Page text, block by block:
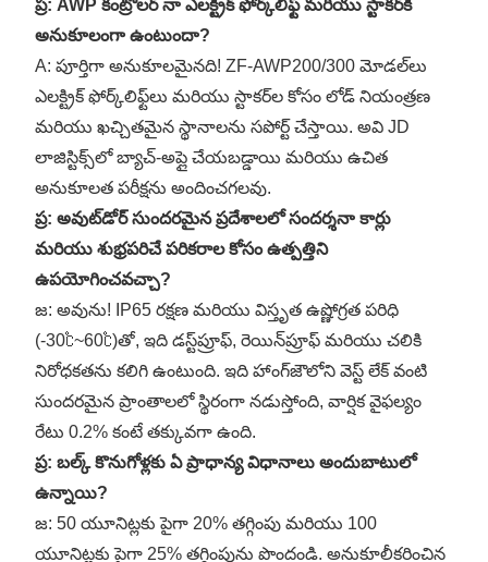
ప్ర: AWP కంట్రోలర్ నా ఎలక్ట్రిక్ ఫోర్క్‌లిఫ్ట్ మరియు స్టాకర్‌కి
అనుకూలంగా ఉంటుందా?
A: పూర్తిగా అనుకూలమైనది! ZF-AWP200/300 మోడల్‌లు
ఎలక్ట్రిక్ ఫోర్క్‌లిఫ్ట్‌లు మరియు స్టాకర్‌ల కోసం లోడ్ నియంత్రణ
మరియు ఖచ్చితమైన స్థానాలను సపోర్ట్ చేస్తాయి. అవి JD
లాజిస్టిక్స్‌లో బ్యాచ్-అప్లై చేయబడ్డాయి మరియు ఉచిత
అనుకూలత పరీక్షను అందించగలవు.
ప్ర: అవుట్‌డోర్ సుందరమైన ప్రదేశాలలో సందర్శనా కార్లు
మరియు శుభ్రపరిచే పరికరాల కోసం ఉత్పత్తిని
ఉపయోగించవచ్చా?
జ: అవును! IP65 రక్షణ మరియు విస్తృత ఉష్ణోగ్రత పరిధి
(-30℃~60℃)తో, ఇది డస్ట్‌ప్రూఫ్, రెయిన్‌ప్రూఫ్ మరియు చలికి
నిరోధకతను కలిగి ఉంటుంది. ఇది హాంగ్‌జౌలోని వెస్ట్ లేక్ వంటి
సుందరమైన ప్రాంతాలలో స్థిరంగా నడుస్తోంది, వార్షిక వైఫల్యం
రేటు 0.2% కంటే తక్కువగా ఉంది.
ప్ర: బల్క్ కొనుగోళ్లకు ఏ ప్రాధాన్య విధానాలు అందుబాటులో
ఉన్నాయి?
జ: 50 యూనిట్లకు పైగా 20% తగ్గింపు మరియు 100
యూనిట్లకు పైగా 25% తగ్గింపును పొందండి. అనుకూలీకరించిన